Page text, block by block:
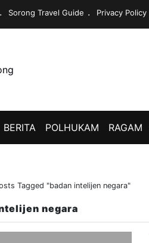
Sorong Travel Guide Privacy Policy
BERITA POLHUKAM RAGAM
Tagged "badan intelijen negara"
negara